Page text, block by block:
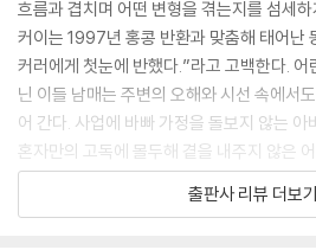
--- p.99
내 사랑은 상처투성이야. 어떤 사랑이든 흠
극, 소설(심지어 유행가까지) 속 남녀는 우
절대적이고 완벽하게 사랑하거나 증오하지
이야기라는 것 자체가 인간의 제사거든. 우
라. 진짜 입맞춤과 사랑의 독특한 두근거림
머지 우리는 이야기 속의 강렬한 주고받음
흐름과 겹치며 어떤 변형을 겪는지를 섬세
커이는 1997년 홍콩 반환과 맞춤해 태어난
커러에게 첫눈에 반했다.”라고 고백한다.
닌 이들 남매는 주변의 오해와 시선 속에서
어 간다. 사업에 바빠 가정을 돌보지 않는
혼자만의 고독에 몰두해 곁을 내주지 않은
큰다. 유일하게 기댈 구석이었던 할머니의
매는 매일 카페를 찾아가 아직 그대로 놓여
출판사 리뷰 더보기